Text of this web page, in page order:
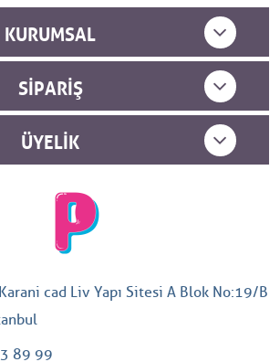
KURUMSAL
SIPARIŞ
ÜYELIK
cad Liv Yapı Sitesi A Blok No:19/B
89 99